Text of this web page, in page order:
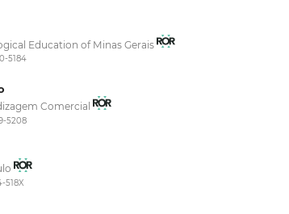
Education of Minas Gerais
5184
Comercial
5208
518X